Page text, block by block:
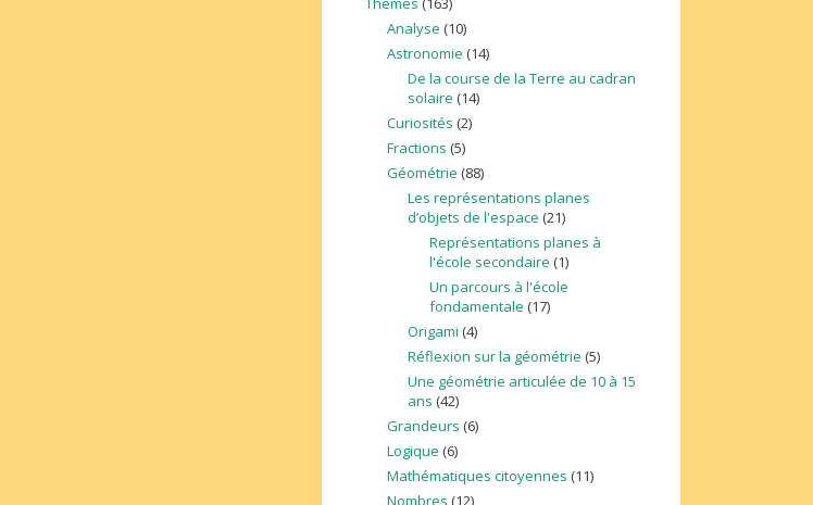
Analyse (10)
Astronomie (14)
De la course de la Terre au cadran
solaire (14)
Curiosités (2)
Fractions (5)
Géométrie (88)
Les représentations planes
d’objets de l'espace (21)
Représentations planes à
l'école secondaire (1)
Un parcours à l'école
fondamentale (17)
Origami (4)
Réflexion sur la géométrie (5)
Une géométrie articulée de 10 à 15
ans (42)
Grandeurs (6)
Logique (6)
Mathématiques citoyennes (11)
Nombres (12)